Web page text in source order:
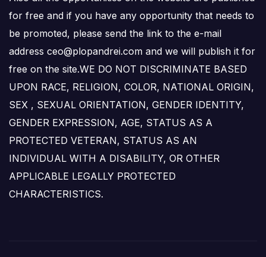
for free and if you have any opportunity that needs to
be promoted, please send the link to the e-mail
address ceo@plopandrei.com and we will publish it for
free on the site.WE DO NOT DISCRIMINATE BASED
UPON RACE, RELIGION, COLOR, NATIONAL ORIGIN,
SEX , SEXUAL ORIENTATION, GENDER IDENTITY,
GENDER EXPRESSION, AGE, STATUS AS A
PROTECTED VETERAN, STATUS AS AN
INDIVIDUAL WITH A DISABILITY, OR OTHER
APPLICABLE LEGALLY PROTECTED
CHARACTERISTICS.